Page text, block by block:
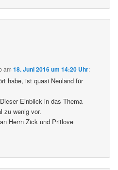
am18. Juni 2016 um 14:20 Uhr:
habe, ist quasi Neuland für
Einblick in das Thema
zu wenig vor.
Herrn Zick und Pritlove